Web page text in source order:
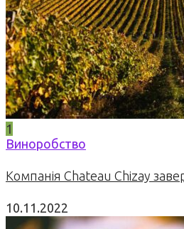
1
Виноробство
Компанія Chateau Chizay
10.11.2022